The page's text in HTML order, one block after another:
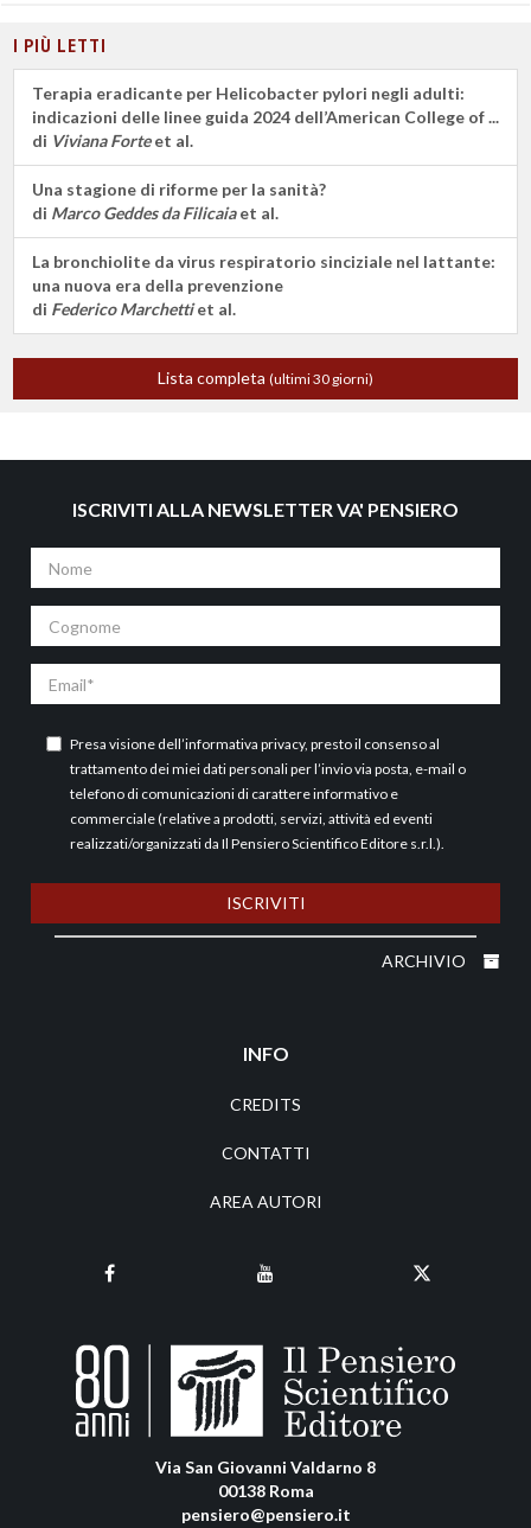
I PIÙ LETTI
Terapia eradicante per Helicobacter pylori negli adulti:
indicazioni delle linee guida 2024 dell’American College of ...
di Viviana Forteet al.
Una stagione di riforme per la sanità?
di Marco Geddes da Filicaiaet al.
La bronchiolite da virus respiratorio sinciziale nel lattante:
una nuova era della prevenzione
di Federico Marchettiet al.
Lista completa (ultimi 30 giorni)
ISCRIVITI ALLA NEWSLETTER VA' PENSIERO
Presa visione dell’informativa privacy, presto il consenso al
trattamento dei miei dati personali per l’invio via posta, e-mail o
telefono di comunicazioni di carattere informativo e
commerciale (relative a prodotti, servizi, attività ed eventi
realizzati/organizzati da Il Pensiero Scientifico Editore s.r.l.).
ISCRIVITI
ARCHIVIO
INFO
CREDITS
CONTATTI
AREA AUTORI
Via San Giovanni Valdarno 8
00138 Roma
pensiero@pensiero.it